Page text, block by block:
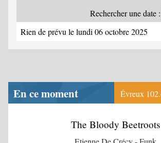
Rechercher une date :
Rien de prévu le lundi 06 octobre 2025
En ce moment Évreux
The Bloody Beetroots